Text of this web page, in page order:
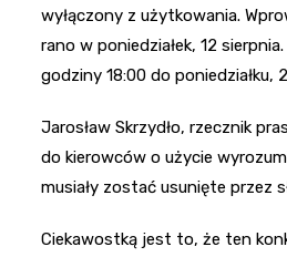
wyłączony z użytkowania.
rano w poniedziałek, 12
godziny 18:00 do poniedziałku,
Jarosław Skrzydło, rzecznik
do kierowców o użycie
musiały zostać usunięte przez
Ciekawostką jest to, że ten